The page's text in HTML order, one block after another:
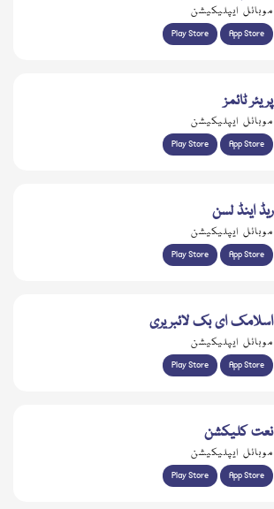
موبائل ایپلیکیشن
Play Store App Store
پریئر ٹائمز
موبائل ایپلیکیشن
Play Store App Store
ریڈ اینڈ لسن
موبائل ایپلیکیشن
Play Store App Store
اسلامک ای بک لائبریری
موبائل ایپلیکیشن
Play Store App Store
نعت کلیکشن
موبائل ایپلیکیشن
Play Store App Store